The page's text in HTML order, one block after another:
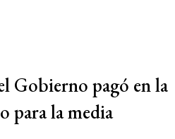
Gobierno pagó en la
para la media